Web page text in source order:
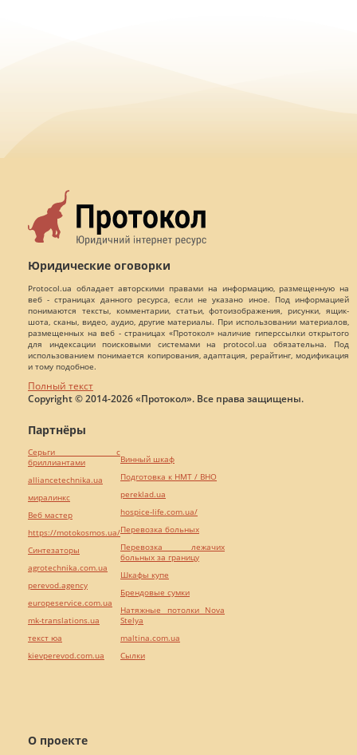
Юридические оговорки
Protocol.ua обладает авторскими правами на информацию, размещенную на
веб - страницах данного ресурса, если не указано иное. Под информацией
понимаются тексты, комментарии, статьи, фотоизображения, рисунки, ящик-
шота, сканы, видео, аудио, другие материалы. При использовании материалов,
размещенных на веб - страницах «Протокол» наличие гиперссылки открытого
для индексации поисковыми системами на protocol.ua обязательна. Под
использованием понимается копирования, адаптация, рерайтинг, модификация
и тому подобное.
Полный текст
Copyright © 2014-2026 «Протокол». Все права защищены.
О проекте
Партнёры
Серьги с
бриллиантами
alliancetechnika.ua
миралинкс
Веб мастер
https://motokosmos.ua/
Синтезаторы
agrotechnika.com.ua
perevod.agency
europeservice.com.ua
mk-translations.ua
текст юа
kievperevod.com.ua
Винный шкаф
Подготовка к НМТ / ВНО
pereklad.ua
hospice-life.com.ua/
Перевозка больных
Перевозка лежачих
больных за границу
Шкафы купе
Брендовые сумки
Натяжные потолки Nova
Stelya
maltina.com.ua
Cылки